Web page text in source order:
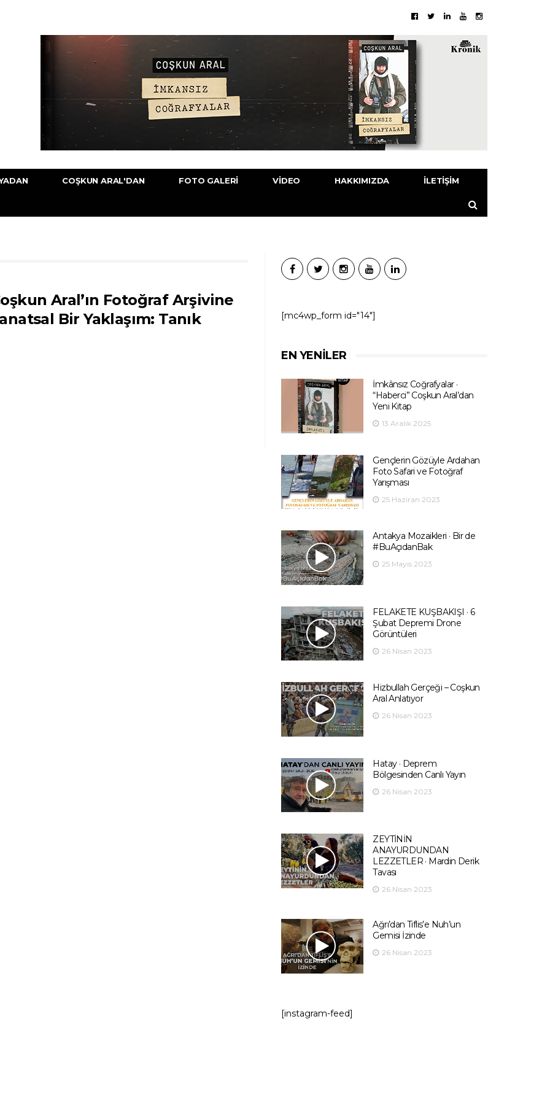
COŞKUN ARAL'DAN FOTO GALERI VIDEO HAKKIMIZDA İLETIŞIM
Aral’ın Fotoğraf Arşivine
Bir Yaklaşım: Tanık
[mc4wp_form id="14"]
EN YENILER
İmkânsız Coğrafyalar ·
“Haberci” Coşkun Aral’dan
Yeni Kitap
13 Aralık 2025
Gençlerin Gözüyle Ardahan
Foto Safari ve Fotoğraf
Yarışması
25 Haziran 2023
Antakya Mozaikleri · Bir de
#BuAçıdanBak
25 Mayıs 2023
FELAKETE KUŞBAKIŞI · 6
Şubat Depremi Drone
Görüntüleri
26 Nisan 2023
Hizbullah Gerçeği – Coşkun
Aral Anlatıyor
26 Nisan 2023
Hatay · Deprem
Bölgesinden Canlı Yayın
26 Nisan 2023
ZEYTİNİN
ANAYURDUNDAN
LEZZETLER · Mardin Derik
Tavası
26 Nisan 2023
Ağrı’dan Tiflis’e Nuh’un
Gemisi İzinde
26 Nisan 2023
[instagram-feed]